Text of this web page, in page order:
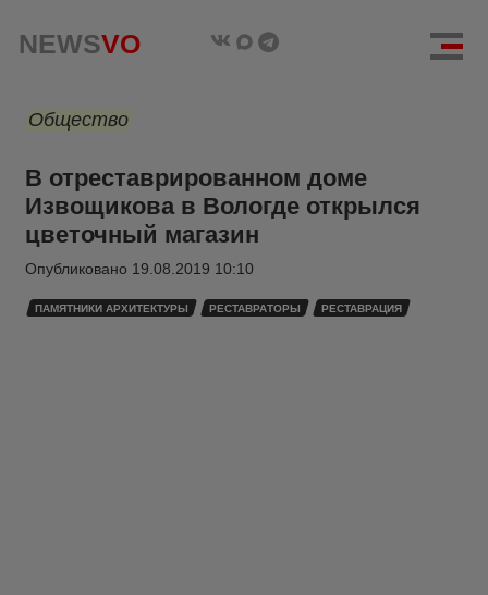
NEWSVO
Общество
В отреставрированном доме
Извощикова в Вологде открылся
цветочный магазин
Опубликовано 19.08.2019 10:10
ПАМЯТНИКИ АРХИТЕКТУРЫ РЕСТАВРАТОРЫ РЕСТАВРАЦИЯ